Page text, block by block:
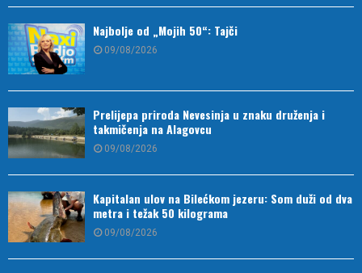
Najbolje od „Mojih 50“: Tajči
09/08/2026
Prelijepa priroda Nevesinja u znaku druženja i
takmičenja na Alagovcu
09/08/2026
Kapitalan ulov na Bilećkom jezeru: Som duži od dva
metra i težak 50 kilograma
09/08/2026